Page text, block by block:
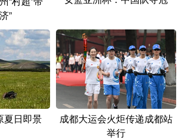
”
夏日即景
成都大运会火炬传递成都站
举行